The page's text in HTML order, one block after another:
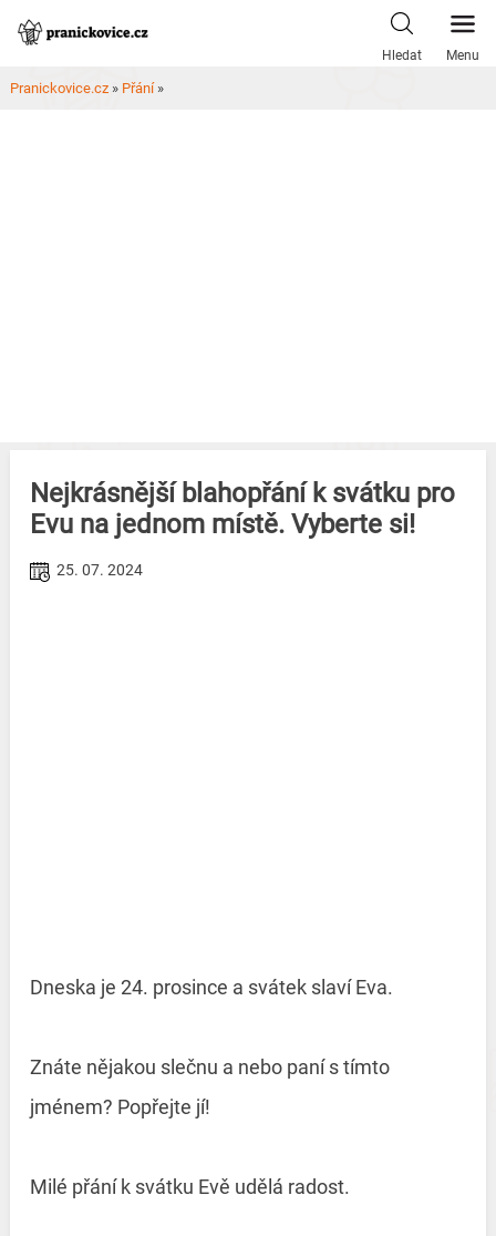
Skip
Hledat Menu
Pranickovice.cz » Přání»
Nejkrásnější blahopřání k svátku pro
Evu na jednom místě. Vyberte si!
25. 07. 2024
Dneska je 24. prosince a svátek slaví Eva.
Znáte nějakou slečnu a nebo paní s tímto
jménem? Popřejte jí!
Milé přání k svátku Evě udělá radost.